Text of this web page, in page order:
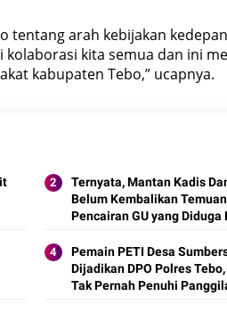
tentang arah kebijakan
kita semua dan ini
kabupaten Tebo,” ucapnya.
Ternyata, Mantan Kadis
Belum Kembalikan
Pencairan GU yang Diduga
Pemain PETI Desa
Dijadikan DPO Polres
Tak Pernah Penuhi